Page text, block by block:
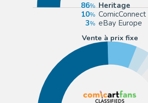
86
Heritage
10
ComicConnect
3
eBay Europe
Vente à prix fixe